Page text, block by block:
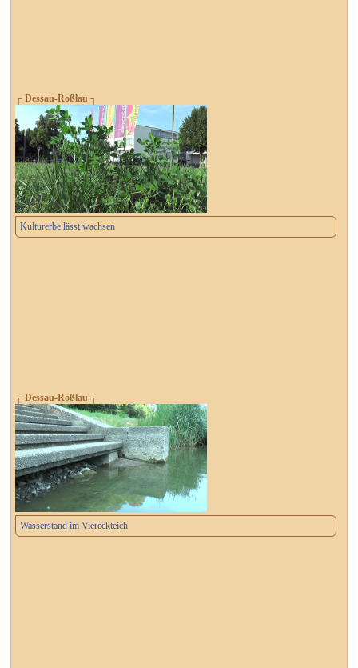
┌ Dessau-Roßlau ┐
Kulturerbe lässt wachsen
┌ Dessau-Roßlau ┐
Wasserstand im Viereckteich